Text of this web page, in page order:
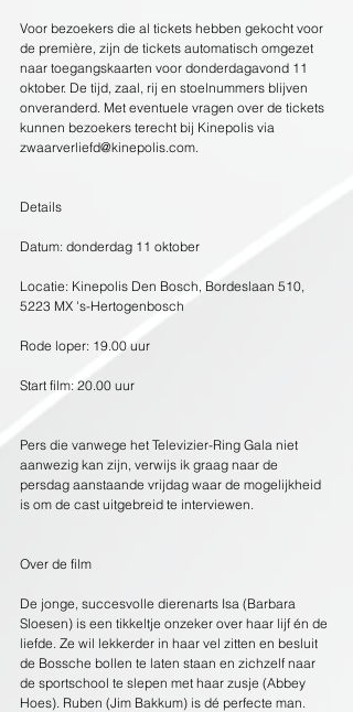
Voor bezoekers die al tickets hebben gekocht voor
de première, zijn de tickets automatisch omgezet
naar toegangskaarten voor donderdagavond 11
oktober. De tijd, zaal, rij en stoelnummers blijven
onveranderd. Met eventuele vragen over de tickets
kunnen bezoekers terecht bij Kinepolis via
zwaarverliefd@kinepolis.com.
Details
Datum: donderdag 11 oktober
Locatie: Kinepolis Den Bosch, Bordeslaan 510,
5223 MX 's-Hertogenbosch
Rode loper: 19.00 uur
Start film: 20.00 uur
Pers die vanwege het Televizier-Ring Gala niet
aanwezig kan zijn, verwijs ik graag naar de
persdag aanstaande vrijdag waar de mogelijkheid
is om de cast uitgebreid te interviewen.
Over de film
De jonge, succesvolle dierenarts Isa (Barbara
Sloesen) is een tikkeltje onzeker over haar lijf én de
liefde. Ze wil lekkerder in haar vel zitten en besluit
de Bossche bollen te laten staan en zichzelf naar
de sportschool te slepen met haar zusje (Abbey
Hoes). Ruben (Jim Bakkum) is dé perfecte man.